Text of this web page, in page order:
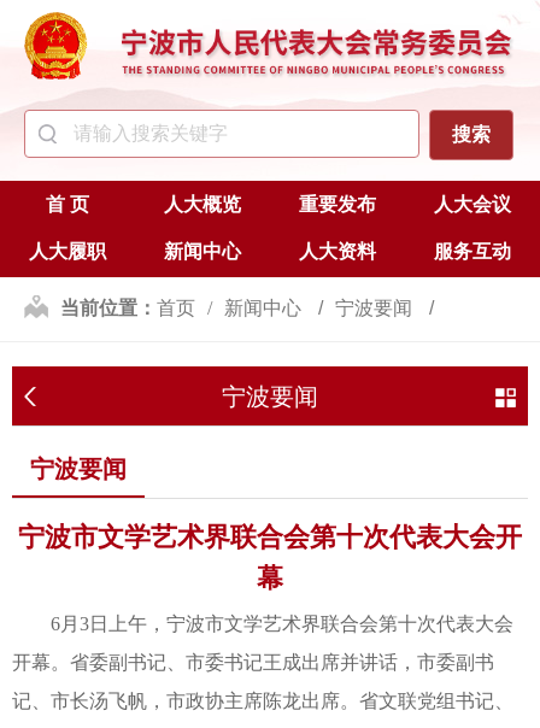
首 页 人大概览 重要发布 人大会议
人大履职 新闻中心 人大资料 服务互动
当前位置： 首页 新闻中心 宁波要闻
宁波要闻
宁波要闻
宁波市文学艺术界联合会第十次代表大会开
幕
6月3日上午，宁波市文学艺术界联合会第十次代表大会
开幕。省委副书记、市委书记王成出席并讲话，市委副书
记、市长汤飞帆，市政协主席陈龙出席。省文联党组书记、